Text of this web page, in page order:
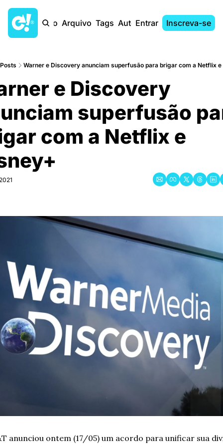
Início Arquivo Tags AutoresEntrar Inscreva-se
Posts Warner e Discovery anunciam superfusão para brigar com a Netflix
e Discovery
superfusão
com a Netflix e
anunciou ontem (17/05) um acordo para unificar sua